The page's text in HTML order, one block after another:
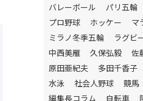
バレーボール
パリ五輪
プロ野球
ホッケー
マ
ミラノ冬季五輪
ラグビ
中西美雁
久保弘毅 佐
原田亜紀夫
多田千香子
水泳
社会人野球 競馬
編集長コラム
自転車